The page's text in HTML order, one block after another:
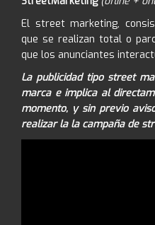
El street marketing,
que se realizan total o
que los anunciantes
La publicidad tipo street
marca e implica al
momento, y sin previo
realizar la la campaña de